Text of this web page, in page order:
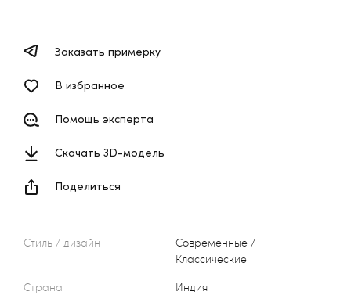
Стиль / дизайн
Современные /
Классические
Страна
Индия
Заказать примерку
В избранное
Помощь эксперта
Скачать 3D-модель
Поделиться